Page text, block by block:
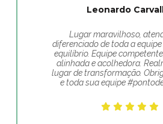
Leonardo
Lugar maravilhoso,
diferenciado de toda a
equilíbrio. Equipe
alinhada e acolhedora.
lugar de transformação.
e toda sua equipe